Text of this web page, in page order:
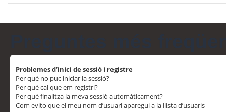
Problemes d’inici de sessió i registre
Per què no puc iniciar la sessió?
Per què cal que em registri?
Per què finalitza la meva sessió automàticament?
Com evito que el meu nom d’usuari aparegui a la llista d’usuaris